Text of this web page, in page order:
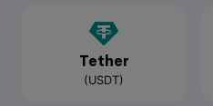
Tether
(USDT)